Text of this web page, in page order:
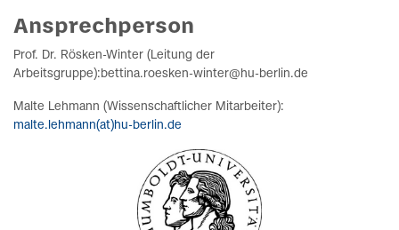
Ansprechperson
Prof. Dr. Rösken-Winter (Leitung der
Arbeitsgruppe):bettina.roesken-winter@hu-berlin.de
Malte Lehmann (Wissenschaftlicher Mitarbeiter):
malte.lehmann(at)hu-berlin.de